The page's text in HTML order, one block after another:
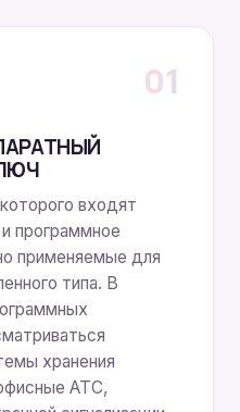
01
входят
программное
применяемые для
типа. В
хранения
АТС,